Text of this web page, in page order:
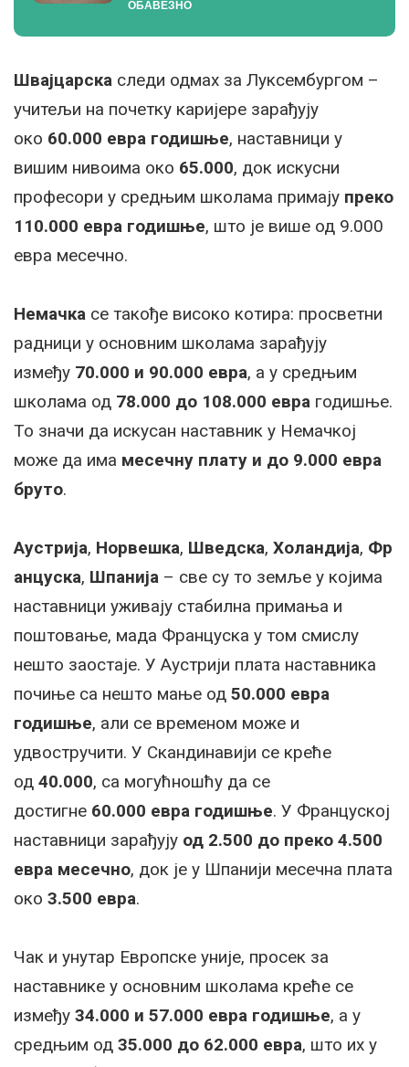
ОБАВЕЗНО
Швајцарска следи одмах за Луксембургом –
учитељи на почетку каријере зарађују
око 60.000 евра годишње, наставници у
вишим нивоима око 65.000, док искусни
професори у средњим школама примају преко
110.000 евра годишње, што је више од 9.000
евра месечно.
Немачка се такође високо котира: просветни
радници у основним школама зарађују
између 70.000 и 90.000 евра, а у средњим
школама од 78.000 до 108.000 евра годишње.
То значи да искусан наставник у Немачкој
може да има месечну плату и до 9.000 евра
бруто.
Аустрија, Норвешка, Шведска, Холандија, Фр
анцуска, Шпанија – све су то земље у којима
наставници уживају стабилна примања и
поштовање, мада Француска у том смислу
нешто заостаје. У Аустрији плата наставника
почиње са нешто мање од 50.000 евра
годишње, али се временом може и
удвостручити. У Скандинавији се креће
од 40.000, са могућношћу да се
достигне 60.000 евра годишње. У Француској
наставници зарађују од 2.500 до преко 4.500
евра месечно, док је у Шпанији месечна плата
око 3.500 евра.
Чак и унутар Европске уније, просек за
наставнике у основним школама креће се
између 34.000 и 57.000 евра годишње, а у
средњим од 35.000 до 62.000 евра, што их у